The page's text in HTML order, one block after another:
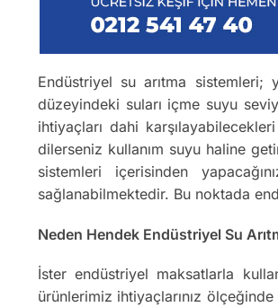
Endüstriyel su arıtma
düzeyindeki suları içme suyu
ihtiyaçları dahi
dilerseniz kullanım suyu haline
sistemleri içerisinden
sağlanabilmektedir. Bu noktada
Neden Hendek Endüstriyel Su
İster endüstriyel maksatlarla
ürünlerimiz ihtiyaçlarınız